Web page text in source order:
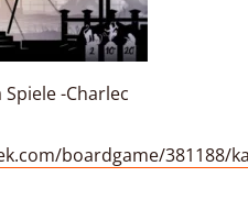
-Charlec
boardgame/381188/